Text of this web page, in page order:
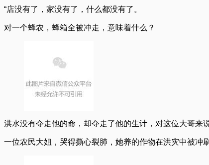
“店没有了，家没有了，什么都没有了。
对一个蜂农，蜂箱全被冲走，意味着什么？
洪水没有夺走他的命，却夺走了他的生计，对这位大哥来
一位农民大姐，哭得撕心裂肺，她养的作物在洪灾中被冲